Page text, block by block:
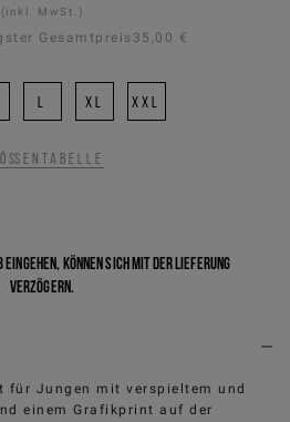
(inkl. MwSt.)
Gesamtpreis 35,00 €
L XL XXL
eingehen, können sich mit der Lieferung
verzögern.
für Jungen mit verspieltem und
einem Grafikprint auf der